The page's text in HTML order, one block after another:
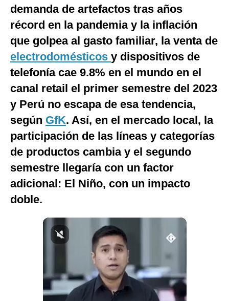
España
Internacional
Tecnología
Club del Suscriptor
Mix
G de Gestión
Notas Contratadas
Podcast
Gestión TV
Videos
demanda de artefactos tras años
récord en la pandemia y la inflación
que golpea al gasto familiar, la venta de
electrodomésticos y dispositivos de
telefonía cae 9.8% en el mundo en el
canal retail el primer semestre del 2023
y Perú no escapa de esa tendencia,
según GfK. Así, en el mercado local, la
participación de las líneas y categorías
de productos cambia y el segundo
semestre llegaría con un factor
adicional: El Niño, con un impacto
doble.